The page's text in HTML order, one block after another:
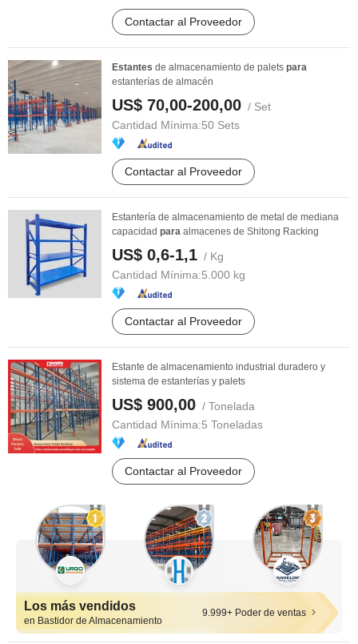
Contactar al Proveedor
Estantes de almacenamiento de palets para
estanterías de almacén
US$ 70,00-200,00 / Set
Cantidad Mínima:50 Sets
Contactar al Proveedor
Estantería de almacenamiento de metal de mediana
capacidad para almacenes de Shitong Racking
US$ 0,6-1,1 / Kg
Cantidad Mínima:5.000 kg
Contactar al Proveedor
Estante de almacenamiento industrial duradero y
sistema de estanterías y palets
US$ 900,00 / Tonelada
Cantidad Mínima:5 Toneladas
Contactar al Proveedor
Los más vendidos
en Bastidor de Almacenamiento
9.999+ Poder de ventas